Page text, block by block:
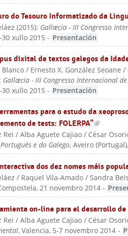
do Tesouro Informatizado da
(2015): Gallæcia - III Congresso
xullo 2015 - Presentación
dixital de textos galegos da
/ Ernesto X. González Seoane
Gallæcia - III Congresso Internacional
xullo 2015 - Presentación
para o estudo da
de tests: FOLERPA"(link is
Rei / Alba Aguete Cajiao / César
e do Galego, Aveiro
dos dez nomes máis
/ Raquel Vila-Amado / Sandra
21 novembro 2014 -
on-line para el desarrollo
Rei / Alba Aguete Cajiao / César
, Valencia, 5-7 novembro 2014 -